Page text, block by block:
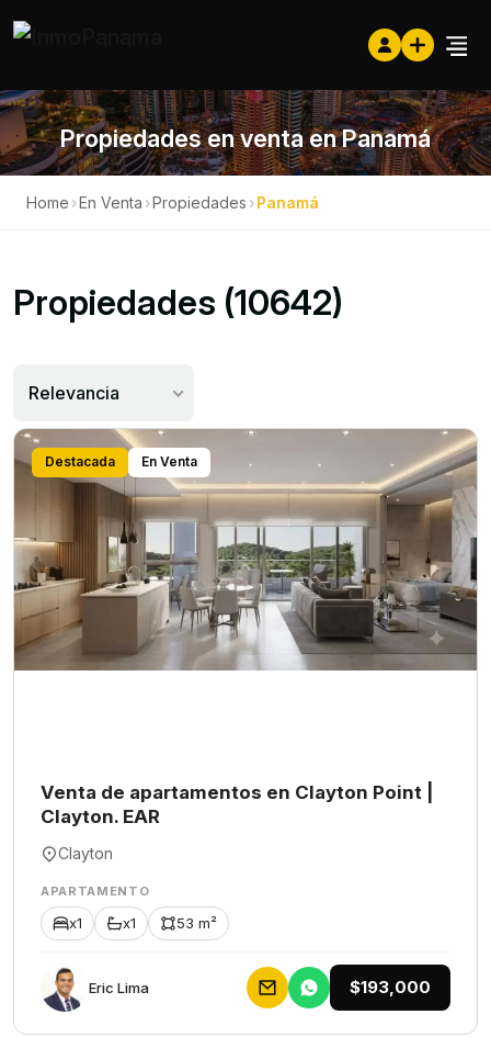
Propiedades en venta en Panamá
Home ›En Venta ›Propiedades ›Panamá
Propiedades (10642)
Relevancia
Destacada En Venta
Venta de apartamentos en Clayton Point |
Clayton. EAR
Clayton
APARTAMENTO
x1 x1 53 m²
Eric Lima $193,000